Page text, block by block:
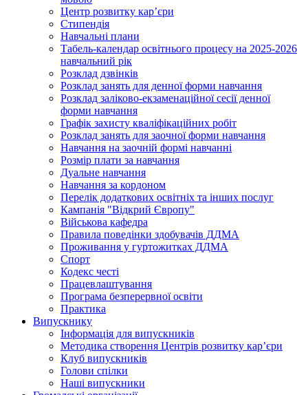
Центр розвитку кар’єри
Стипендія
Навчальні плани
Табель-календар освітнього процесу на 2025-2026
навчальний рік
Розклад дзвінків
Розклад занять для денної форми навчання
Розклад заліково-екзаменаційної сесії денної
форми навчання
Графік захисту кваліфікаційних робіт
Розклад занять для заочної форми навчання
Навчання на заочній формі навчанні
Розмір плати за навчання
Дуальне навчання
Навчання за кордоном
Перелік додаткових освітніх та інших послуг
Кампанія "Відкрий Європу"
Військова кафедра
Правила поведінки здобувачів ДДМА
Проживання у гуртожитках ДДМА
Спорт
Кодекс честі
Працевлаштування
Програма безперервної освіти
Практика
Випускнику
Інформація для випускників
Методика створення Центрів розвитку кар’єри
Клуб випускників
Голови спілки
Наші випускники